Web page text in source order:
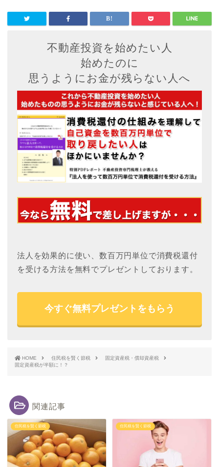
不動産投資を始めたい人
始めたのに
思うようにお金が残らない人へ
法人を効果的に使い、数百万円単位で消費税還付
を受ける方法を無料でプレゼントしております。
今すぐ無料プレゼントをもらう
HOME 住民税を賢く節税
固定資産税・償却資産税
固定資産税が半額に！？
関連記事
住民税を賢く節税 住民税を賢く節税